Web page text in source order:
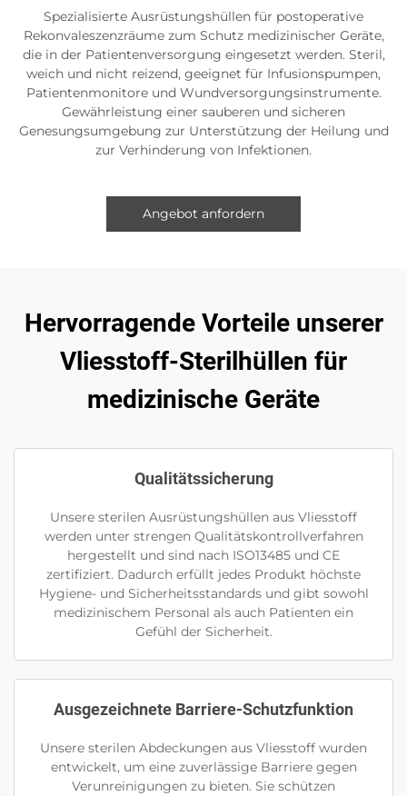
Spezialisierte Ausrüstungshüllen für postoperative
Rekonvaleszenzräume zum Schutz medizinischer Geräte,
die in der Patientenversorgung eingesetzt werden. Steril,
weich und nicht reizend, geeignet für Infusionspumpen,
Patientenmonitore und Wundversorgungsinstrumente.
Gewährleistung einer sauberen und sicheren
Genesungsumgebung zur Unterstützung der Heilung und
zur Verhinderung von Infektionen.
Angebot anfordern
Hervorragende Vorteile unserer
Vliesstoff-Sterilhüllen für
medizinische Geräte
Qualitätssicherung
Unsere sterilen Ausrüstungshüllen aus Vliesstoff
werden unter strengen Qualitätskontrollverfahren
hergestellt und sind nach ISO13485 und CE
zertifiziert. Dadurch erfüllt jedes Produkt höchste
Hygiene- und Sicherheitsstandards und gibt sowohl
medizinischem Personal als auch Patienten ein
Gefühl der Sicherheit.
Ausgezeichnete Barriere-Schutzfunktion
Unsere sterilen Abdeckungen aus Vliesstoff wurden
entwickelt, um eine zuverlässige Barriere gegen
Verunreinigungen zu bieten. Sie schützen